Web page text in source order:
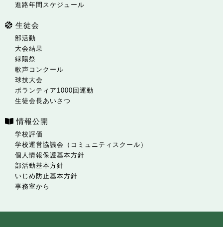
進路年間スケジュール
生徒会
部活動
大会結果
緑陽祭
歌声コンクール
球技大会
ボランティア1000回運動
生徒会長あいさつ
情報公開
学校評価
学校運営協議会（コミュニティスクール）
個人情報保護基本方針
部活動基本方針
いじめ防止基本方針
事務室から